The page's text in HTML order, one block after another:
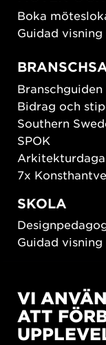
Boka
Guidad visning
Branschguiden
Bidrag och
Southern
SPOK
7x
SKOLA
Guidad visning
New European
Share Future
VI
ATT